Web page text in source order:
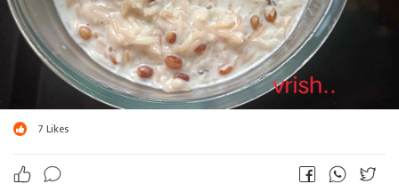
7 Likes